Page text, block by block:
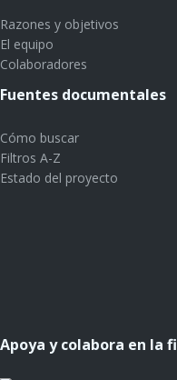
Razones y objetivos
El equipo
Colaboradores
Fuentes documentales
Cómo buscar
Filtros A-Z
Estado del proyecto
Apoya y colabora en la